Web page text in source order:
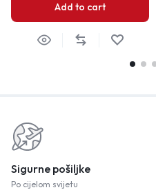
Add to cart
Sigurne pošiljke
Po cijelom svijetu